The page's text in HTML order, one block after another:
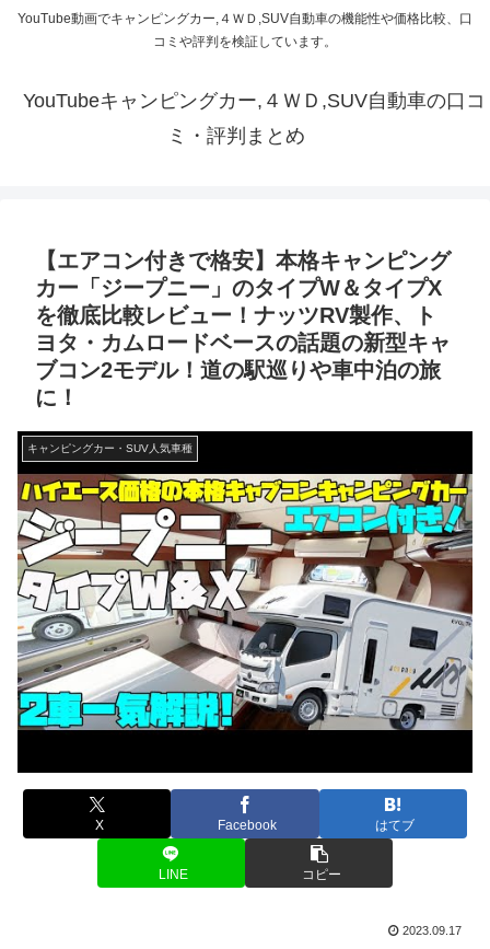
YouTube動画でキャンピングカー,４ＷＤ,SUV自動車の機能性や価格比較、口
コミや評判を検証しています。
YouTubeキャンピングカー,４ＷＤ,SUV自動車の口コ
ミ・評判まとめ
【エアコン付きで格安】本格キャンピング
カー「ジープニー」のタイプW＆タイプX
を徹底比較レビュー！ナッツRV製作、ト
ヨタ・カムロードベースの話題の新型キャ
ブコン2モデル！道の駅巡りや車中泊の旅
に！
キャンピングカー・SUV人気車種
X Facebook はてブ
LINE コピー
2023.09.17